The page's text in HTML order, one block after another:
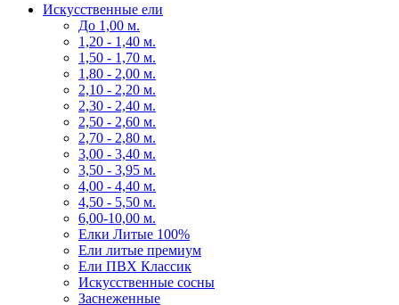
Искусственные ели
До 1,00 м.
1,20 - 1,40 м.
1,50 - 1,70 м.
1,80 - 2,00 м.
2,10 - 2,20 м.
2,30 - 2,40 м.
2,50 - 2,60 м.
2,70 - 2,80 м.
3,00 - 3,40 м.
3,50 - 3,95 м.
4,00 - 4,40 м.
4,50 - 5,50 м.
6,00-10,00 м.
Елки Литые 100%
Ели литые премиум
Ели ПВХ Классик
Искусственные сосны
Заснеженные